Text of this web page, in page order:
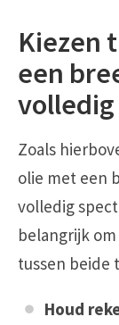
Kiezen
een
Zoals
olie met een
volledig
belangrijk
tussen beide
Houd